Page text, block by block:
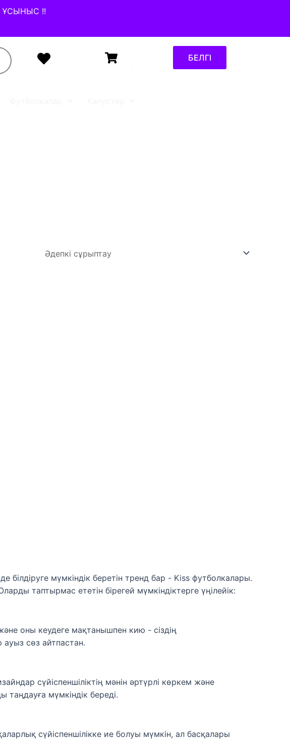
ҰСЫНЫС !!
БЕЛГІ
білдіруге мүмкіндік беретін тренд бар - Kiss футболкалары.
таптырмас ететін бірегей мүмкіндіктерге үңілейік:
оны кеудеге мақтанышпен кию - сіздің
ауыз сөз айтпастан.
сүйіспеншіліктің мәнін әртүрлі көркем және
мүмкіндік береді.
сүйіспеншілікке ие болуы мүмкін, ал басқалары